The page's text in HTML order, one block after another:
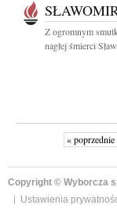
Z ogromnym
nagłej śmierci
« poprzednie
Copyright © Wyborcza
Ustawienia